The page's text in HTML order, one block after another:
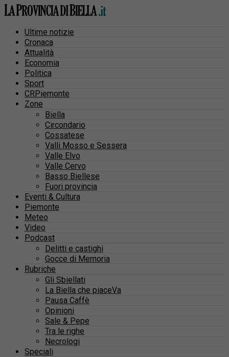
Ultime notizie
Cronaca
Attualità
Economia
Politica
Sport
CRPiemonte
Zone
Biella
Circondario
Cossatese
Valli Mosso e Sessera
Valle Elvo
Valle Cervo
Basso Biellese
Fuori provincia
Eventi & Cultura
Piemonte
Meteo
Video
Podcast
Delitti e castighi
Gocce di Memoria
Rubriche
Gli Sbiellati
La Biella che piaceVa
Pausa Caffè
Opinioni
Sale & Pepe
Tra le righe
Necrologi
Speciali